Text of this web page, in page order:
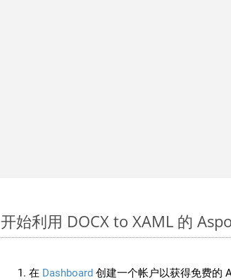
开始利用 DOCX to XAML 的
在 Dashboard 创建一个帐户以获得免费的